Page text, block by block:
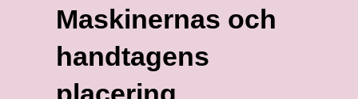
Maskinernas och
handtagens